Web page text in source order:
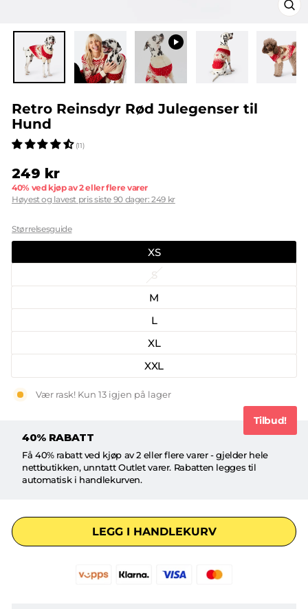
Retro Reinsdyr Rød Julegenser til
Hund
(11)
249 kr
Opprinnelig
pris
40% ved kjøp av 2 eller flere varer
Høyest og lavest pris siste 90 dager: 249 kr
Størrelse
Størrelsesguide
XS
S
M
L
XL
XXL
Vær rask! Kun 13 igjen på lager
Tilbud!
40% RABATT
Få 40% rabatt ved kjøp av 2 eller flere varer - gjelder hele
nettbutikken, unntatt Outlet varer. Rabatten legges til
automatisk i handlekurven.
LEGG I HANDLEKURV